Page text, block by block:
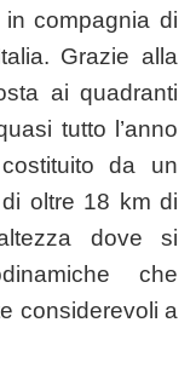
compagnia di
Grazie alla
ai quadranti
tutto l’anno
da un
oltre 18 km di
dove si
che
considerevoli a